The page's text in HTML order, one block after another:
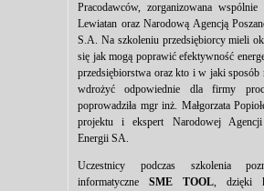
Pracodawców, zorganizowana
Lewiatan oraz Narodową Agencją
S.A. Na szkoleniu przedsiębiorcy mieli
się jak mogą poprawić efektywność
przedsiębiorstwa oraz kto i w jaki sposób
wdrożyć odpowiednie dla firmy
poprowadziła mgr inż. Małgorzata
projektu i ekspert Narodowej Agencji
Energii SA.
Uczestnicy podczas szkolenia
informatyczne SME TOOL, dzięki